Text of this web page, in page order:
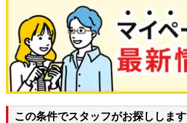
この条件でスタッフがお探しします